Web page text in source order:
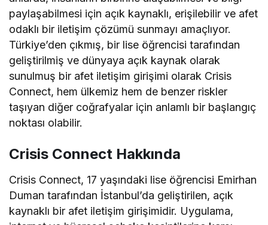
paylaşabilmesi için açık kaynaklı, erişilebilir ve afet
odaklı bir iletişim çözümü sunmayı amaçlıyor.
Türkiye’den çıkmış, bir lise öğrencisi tarafından
geliştirilmiş ve dünyaya açık kaynak olarak
sunulmuş bir afet iletişim girişimi olarak Crisis
Connect, hem ülkemiz hem de benzer riskler
taşıyan diğer coğrafyalar için anlamlı bir başlangıç
noktası olabilir.
Crisis Connect Hakkında
Crisis Connect, 17 yaşındaki lise öğrencisi Emirhan
Duman tarafından İstanbul’da geliştirilen, açık
kaynaklı bir afet iletişim girişimidir. Uygulama,